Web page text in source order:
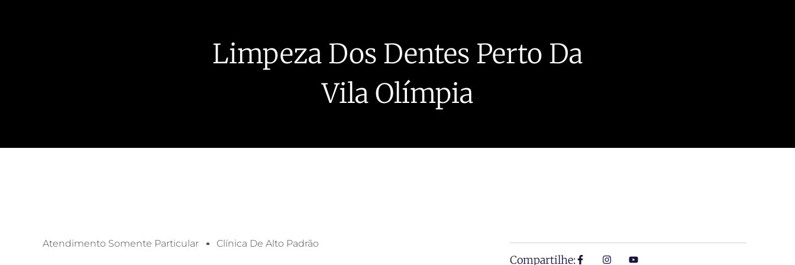
Limpeza Dos Dentes Perto Da
Vila Olímpia
Atendimento Somente Particular Clínica De Alto Padrão
Compartilhe: